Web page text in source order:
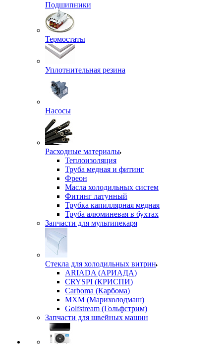
Подшипники
Термостаты
Уплотнительная резина
Насосы
Расходные материалы
Теплоизоляция
Труба медная и фитинг
Фреон
Масла холодильных систем
Фитинг латунный
Трубка капиллярная медная
Труба алюминевая в бухтах
Запчасти для мультипекаря
Стекла для холодильных витрин
ARIADA (АРИАДА)
CRYSPI (КРИСПИ)
Carboma (Карбома)
MXM (Марихолодмаш)
Golfstream (Гольфстрим)
Запчасти для швейных машин